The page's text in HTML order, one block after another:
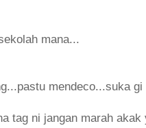
mana...
mendeco...suka
tag ni jangan marah akak